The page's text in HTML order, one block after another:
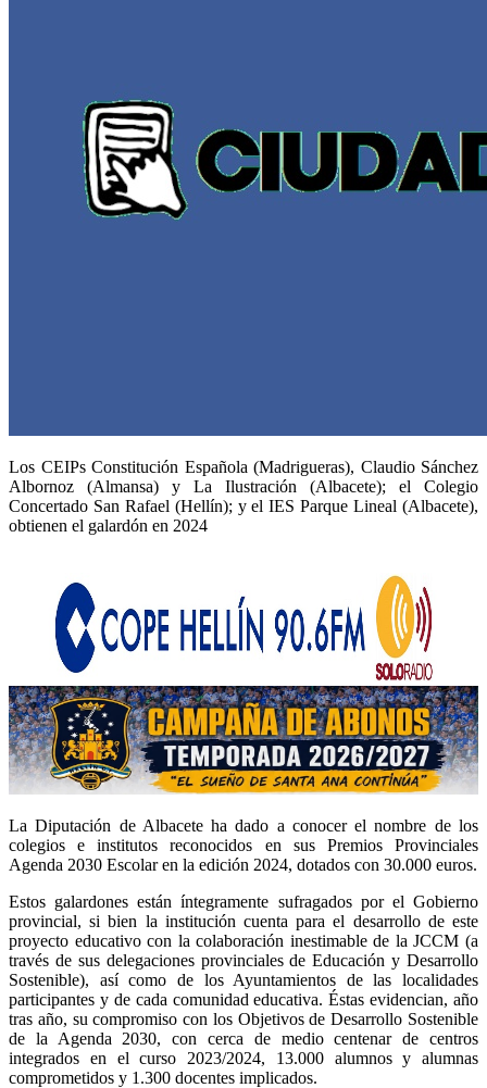
Los CEIPs Constitución Española (Madrigueras), Claudio Sánchez
Albornoz (Almansa) y La Ilustración (Albacete); el Colegio
Concertado San Rafael (Hellín); y el IES Parque Lineal (Albacete),
obtienen el galardón en 2024
La Diputación de Albacete ha dado a conocer el nombre de los
colegios e institutos reconocidos en sus Premios Provinciales
Agenda 2030 Escolar en la edición 2024, dotados con 30.000 euros.
Estos galardones están íntegramente sufragados por el Gobierno
provincial, si bien la institución cuenta para el desarrollo de este
proyecto educativo con la colaboración inestimable de la JCCM (a
través de sus delegaciones provinciales de Educación y Desarrollo
Sostenible), así como de los Ayuntamientos de las localidades
participantes y de cada comunidad educativa. Éstas evidencian, año
tras año, su compromiso con los Objetivos de Desarrollo Sostenible
de la Agenda 2030, con cerca de medio centenar de centros
integrados en el curso 2023/2024, 13.000 alumnos y alumnas
comprometidos y 1.300 docentes implicados.